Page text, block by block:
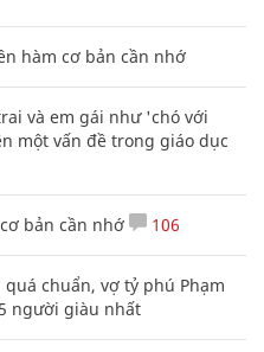
hàm cơ bản cần nhớ
và em gái như 'chó với
một vấn đề trong giáo dục
bản cần nhớ 106
chuẩn, vợ tỷ phú Phạm
người giàu nhất